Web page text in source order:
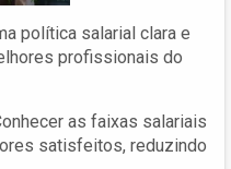
política salarial clara e
profissionais do
as faixas salariais
satisfeitos, reduzindo